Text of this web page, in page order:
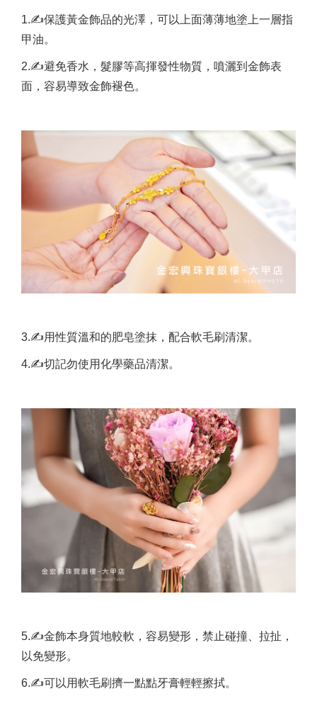
1.✍保護黃金飾品的光澤，可以上面薄薄地塗上一層指
甲油。
2.✍避免香水，髮膠等高揮發性物質，噴灑到金飾表
面，容易導致金飾褪色。
3.✍用性質溫和的肥皂塗抹，配合軟毛刷清潔。
4.✍切記勿使用化學藥品清潔。
5.✍金飾本身質地較軟，容易變形，禁止碰撞、拉扯，
以免變形。
6.✍可以用軟毛刷擠一點點牙膏輕輕擦拭。